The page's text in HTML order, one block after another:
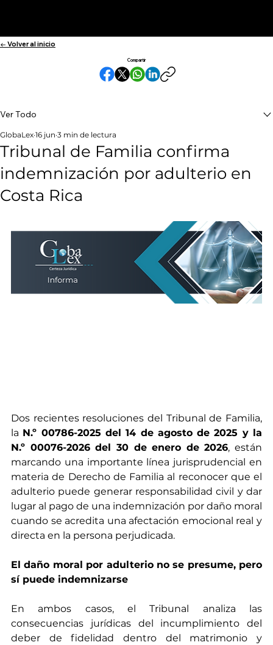
Ver Todo
Tribunal de Familia confirma
indemnización por adulterio en
Costa Rica
GlobaLex 16 jun 3 min de lectura
Dos recientes resoluciones del Tribunal de Familia,
la N.º 00786-2025 del 14 de agosto de 2025 y la
N.º 00076-2026 del 30 de enero de 2026, están
marcando una importante línea jurisprudencial en
materia de Derecho de Familia al reconocer que el
adulterio puede generar responsabilidad civil y dar
lugar al pago de una indemnización por daño moral
cuando se acredita una afectación emocional real y
directa en la persona perjudicada.
El daño moral por adulterio no se presume, pero
sí puede indemnizarse
En ambos casos, el Tribunal analiza las
consecuencias jurídicas del incumplimiento del
deber de fidelidad dentro del matrimonio y
← Volver al inicio
Compartir